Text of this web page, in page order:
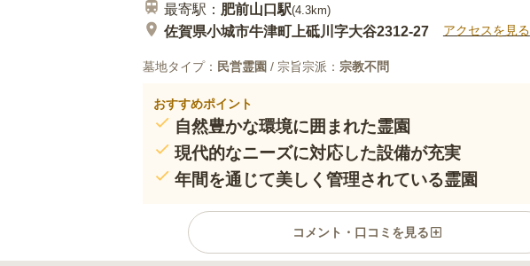
最寄駅： 肥前山口 駅(4.3km)
佐賀県小城市牛津町上砥川字大谷2312-27 アクセスを見る
墓地タイプ： 民営霊園 / 宗旨宗派： 宗教不問
おすすめポイント
自然豊かな環境に囲まれた霊園
現代的なニーズに対応した設備が充実
年間を通じて美しく管理されている霊園
コメント・口コミを見る